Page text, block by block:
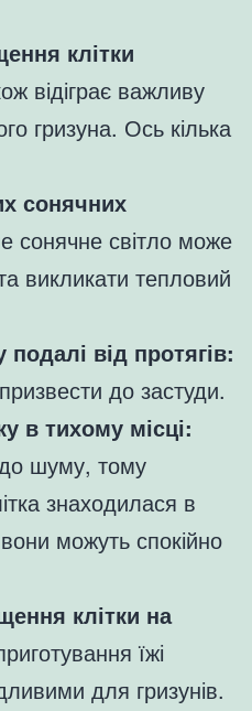
клітки
відіграє важливу
гризуна. Ось кілька
сонячних
сонячне світло може
викликати тепловий
подалі від протягів:
до застуди.
в тихому місці:
до шуму, тому
знаходилася в
можуть спокійно
клітки на
їжі
для гризунів.